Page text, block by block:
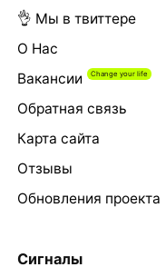
👌 Мы в твиттере
О Нас
Вакансии
Обратная связь
Карта сайта
Отзывы
Обновления проекта
Сигналы